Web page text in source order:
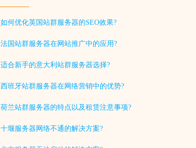
如何优化英国站群服务器的SEO效果?
法国站群服务器在网站推广中的应用?
适合新手的意大利站群服务器选择?
西班牙站群服务器在网络营销中的优势?
荷兰站群服务器的特点以及租赁注意事项?
十堰服务器网络不通的解决方案?